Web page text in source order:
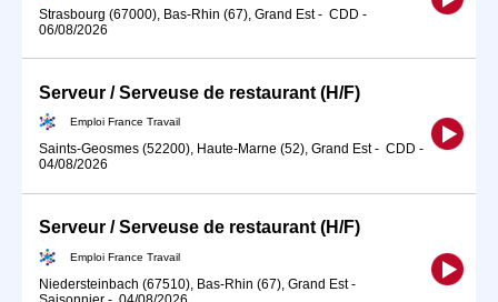
Strasbourg (67000), Bas-Rhin (67), Grand Est- CDD -
06/08/2026
Serveur / Serveuse de restaurant (H/F)
Emploi France Travail
Saints-Geosmes (52200), Haute-Marne (52), Grand Est- CDD -
04/08/2026
Serveur / Serveuse de restaurant (H/F)
Emploi France Travail
Niedersteinbach (67510), Bas-Rhin (67), Grand Est-